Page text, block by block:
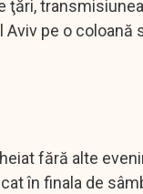
ţări,
pe o coloană
fără alte
în finala de